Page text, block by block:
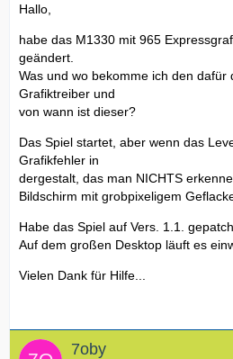
Hallo,
habe das M1330 mit 965
geändert.
Was und wo bekomme ich den dafür
Grafiktreiber und
von wann ist dieser?
Das Spiel startet, aber wenn das
Grafikfehler in
dergestalt, das man NICHTS
Bildschirm mit grobpixeligem
Habe das Spiel auf Vers. 1.1.
Auf dem großen Desktop läuft es
Vielen Dank für Hilfe...
7oby